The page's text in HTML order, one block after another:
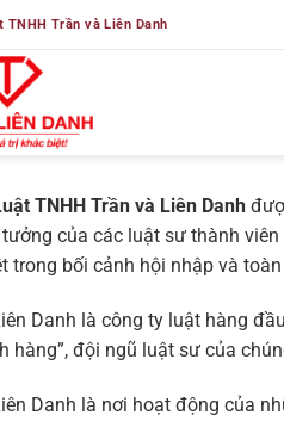
TNHH Trần và Liên Danh
TNHH Trần và Liên Danh
của các luật sư thành
trong bối cảnh hội nhập và
Danh là công ty luật hàng
hàng”, đội ngũ luật sư của
Danh là nơi hoạt động của